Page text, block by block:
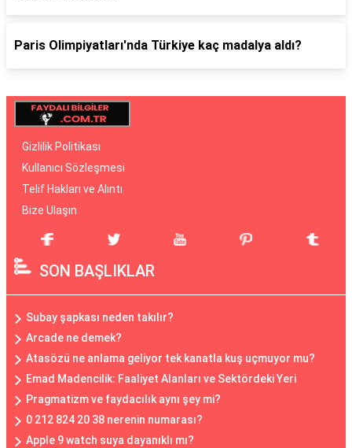
Paris Olimpiyatları'nda Türkiye kaç madalya aldı?
Gizlilik Politikası
Kullanıcı Sözleşmesi
Telif Hakları ve Alıntı
Bize Ulaşın
SON BAŞLIKLAR
Subay şapkası neden takılır?
Arcade ne demek?
Atasözü ne anlama geliyor tek kanatla kuş uçmuyor mu?
Emad Madencilik: Faaliyet Alanları ve Sektördeki Yeri
Pragmatizm ve faydacılık aynı şey mi?
0 212 824 20 38 nerenin numarası?
Apple 9 watch suya dayanıklı mı?